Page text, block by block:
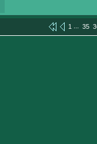
1 ... 35